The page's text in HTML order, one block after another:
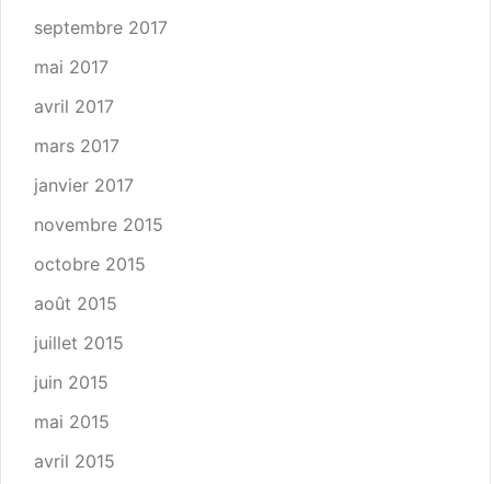
septembre 2017
mai 2017
avril 2017
mars 2017
janvier 2017
novembre 2015
octobre 2015
août 2015
juillet 2015
juin 2015
mai 2015
avril 2015